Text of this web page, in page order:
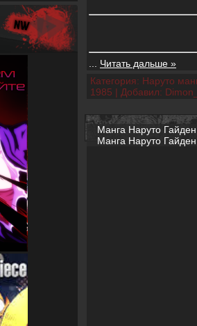
Читать дальше »
Категория: Наруто
1985 | Добавил:
Манга Наруто
Манга Наруто